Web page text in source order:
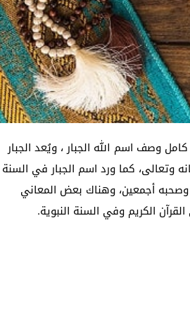
وصف اسم الله الجبار ، ويُعد الجبار
وتعالى، كما ورد اسم الجبار في السنة
وصحبه أجمعين، وهناك بعض المعاني